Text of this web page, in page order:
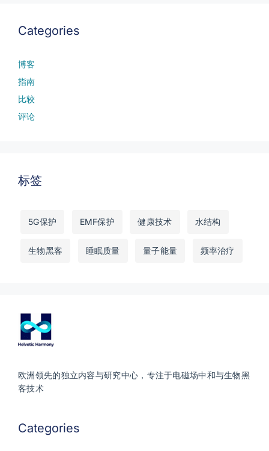
Categories
博客
指南
比较
评论
标签
5G保护 EMF保护 健康技术 水结构
生物黑客 睡眠质量 量子能量 频率治疗
欧洲领先的独立内容与研究中心，专注于电磁场中和与生物黑
客技术
Categories